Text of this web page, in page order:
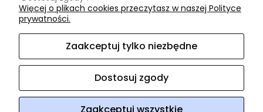
Kontakt i dane firmy
O firmie
ul. Niklowa 38 08-110 Siedlce
mazowieckie NIP: 8212472854 REGON: 140952918 tel:604 220
e-mail:arthomedesign@interia.pl
Więcej o plikach cookies przeczytasz w naszej Polityce
prywatności.
Zaakceptuj tylko niezbędne
Dostosuj zgody